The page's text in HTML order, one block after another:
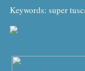
Keywords: super